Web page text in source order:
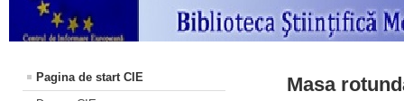
Pagina de start CIE
Masa